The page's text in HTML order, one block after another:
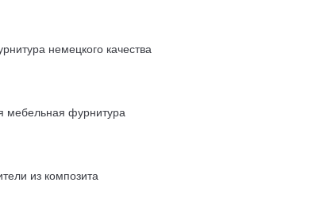
немецкого качества
мебельная фурнитура
из композита